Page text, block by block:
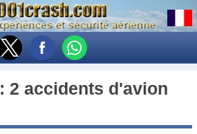
: 2 accidents d'avion